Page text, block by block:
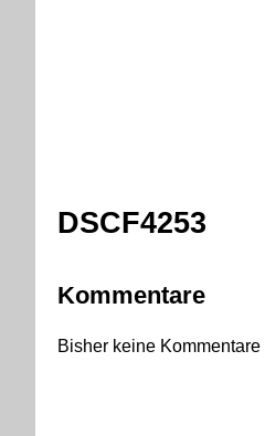
DSCF4253
Kommentare
Bisher keine Kommentare